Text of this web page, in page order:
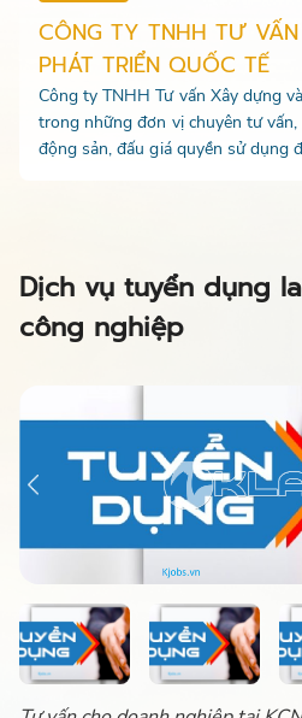
CÔNG TY TNHH TƯ
PHÁT TRIỂN QUỐC TẾ
Công ty TNHH Tư vấn Xây dựng
trong những đơn vị chuyên tư
động sản, đấu giá quyền sử dụng
Dịch vụ tuyển dụng
công nghiệp